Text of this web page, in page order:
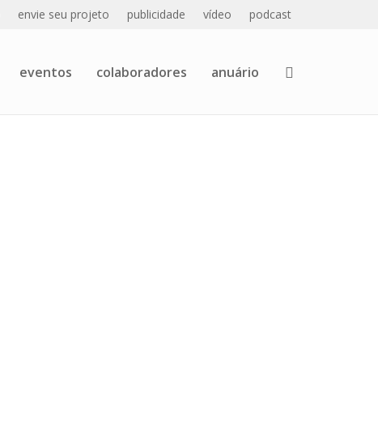
envie seu projeto publicidade vídeo podcast
eventos colaboradores anuário